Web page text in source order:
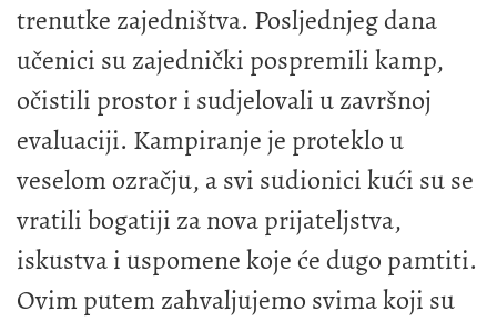
trenutke zajedništva. Posljednjeg dana
učenici su zajednički pospremili kamp,
očistili prostor i sudjelovali u završnoj
evaluaciji. Kampiranje je proteklo u
veselom ozračju, a svi sudionici kući su se
vratili bogatiji za nova prijateljstva,
iskustva i uspomene koje će dugo pamtiti.
Ovim putem zahvaljujemo svima koji su